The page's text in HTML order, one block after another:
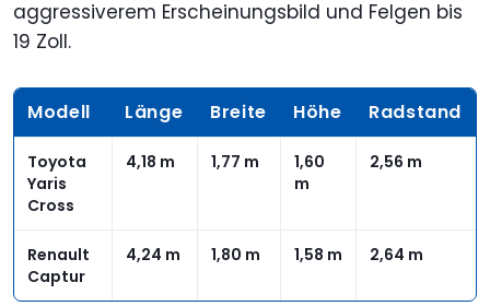
aggressiverem Erscheinungsbild und Felgen bis
19 Zoll.
Modell Länge Breite Höhe Radstand
Toyota
Yaris
Cross
4,18 m 1,77 m
1,60
m
2,56 m
Renault
Captur
4,24 m 1,80 m 1,58 m 2,64 m